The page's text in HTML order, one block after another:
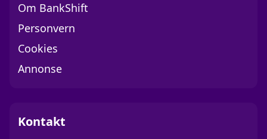
Om BankShift
Personvern
Cookies
Annonse
Kontakt